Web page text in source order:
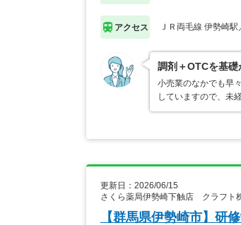
アクセス ＪＲ両毛線 伊勢崎
調剤＋OTCを基礎
小売業のなかでも早
していますので、未
更新日：2026/06/15
さくら薬局伊勢崎下触店 クラフト
【群馬県伊勢崎市】